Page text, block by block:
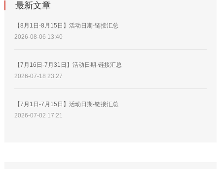
最新文章
【8月1日-8月15日】活动日期-链接汇总
2026-08-06 13:40
【7月16日-7月31日】活动日期-链接汇总
2026-07-18 23:27
【7月1日-7月15日】活动日期-链接汇总
2026-07-02 17:21